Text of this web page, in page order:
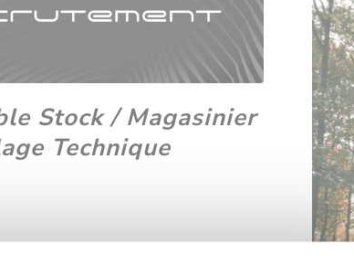
Stock / Magasinier
Technique